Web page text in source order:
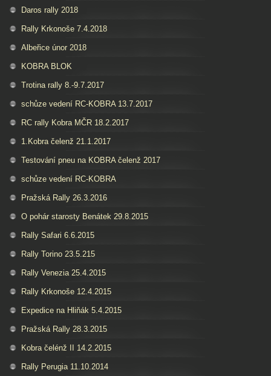
Daros rally 2018
Rally Krkonoše 7.4.2018
Albeřice únor 2018
KOBRA BLOK
Trotina rally 8.-9.7.2017
schůze vedení RC-KOBRA 13.7.2017
RC rally Kobra MČR 18.2.2017
1.Kobra čelenž 21.1.2017
Testování pneu na KOBRA čelenž 2017
schůze vedení RC-KOBRA
Pražská Rally 26.3.2016
O pohár starosty Benátek 29.8.2015
Rally Safari 6.6.2015
Rally Torino 23.5.215
Rally Venezia 25.4.2015
Rally Krkonoše 12.4.2015
Expedice na Hliňák 5.4.2015
Pražská Rally 28.3.2015
Kobra čelénž II 14.2.2015
Rally Perugia 11.10.2014